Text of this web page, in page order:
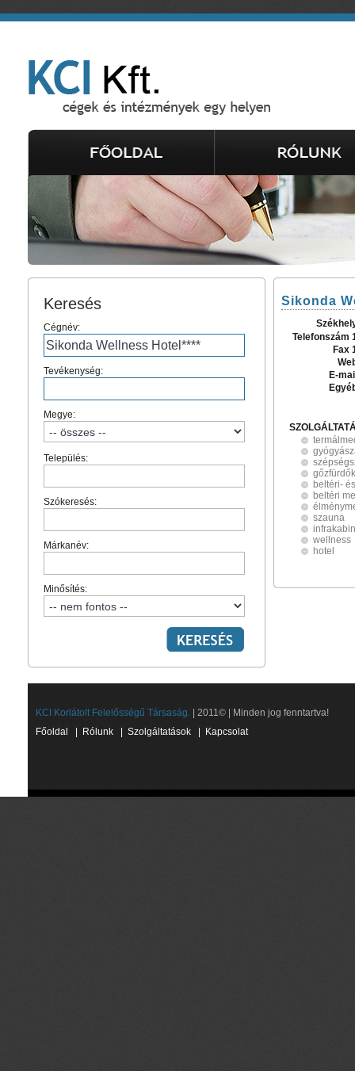
Keresés
Cégnév:
Tevékenység:
Megye:
Település:
Szókeresés:
Márkanév:
Minősítés:
Sikonda
Telefonszám
Fax
E-
gőzfürdők
beltéri-
beltéri
szauna
wellness
hotel
KCI Korlátolt Felelősségű Társaság. | 2011© | Minden jog fenntartva!
Főoldal
Rólunk Szolgáltatások Kapcsolat